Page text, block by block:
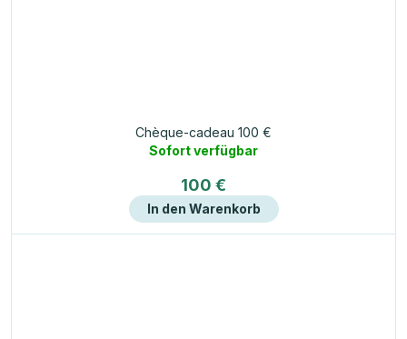
Chèque-cadeau 100 €
Sofort verfügbar
100 €
In den Warenkorb